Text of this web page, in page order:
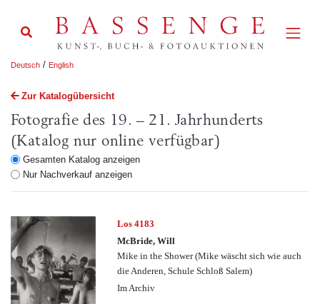
Deutsch / English
Zur Katalogübersicht
Fotografie des 19. – 21. Jahrhunderts
(Katalog nur online verfügbar)
Gesamten Katalog anzeigen
Nur Nachverkauf anzeigen
Los 4183
McBride, Will
Mike in the Shower (Mike wäscht sich wie auch
die Anderen, Schule Schloß Salem)
Im Archiv